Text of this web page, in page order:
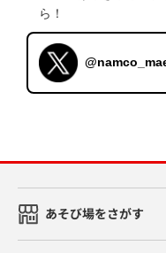
ら！
あそび場をさがす